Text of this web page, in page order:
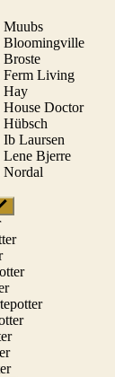
Muubs
Bloomingville
Broste
Ferm Living
Hay
Doctor
Laursen
Bjerre
Nordal